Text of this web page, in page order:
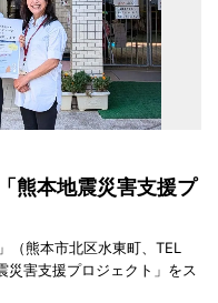
熊本地震災害支援プ
（熊本市北区水東町、TEL
害支援プロジェクト」をス